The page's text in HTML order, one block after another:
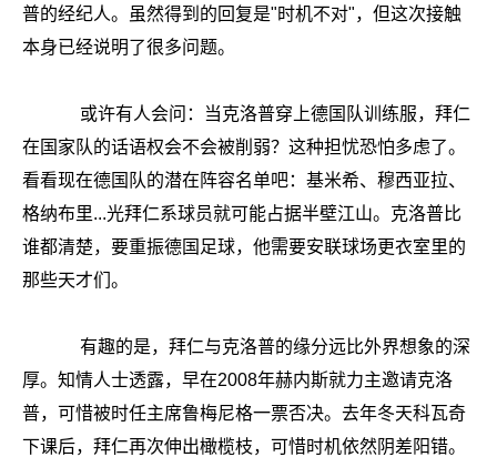
普的经纪人。虽然得到的回复是"时机不对"，但这次接触
本身已经说明了很多问题。
或许有人会问：当克洛普穿上德国队训练服，拜仁
在国家队的话语权会不会被削弱？这种担忧恐怕多虑了。
看看现在德国队的潜在阵容名单吧：基米希、穆西亚拉、
格纳布里...光拜仁系球员就可能占据半壁江山。克洛普比
谁都清楚，要重振德国足球，他需要安联球场更衣室里的
那些天才们。
有趣的是，拜仁与克洛普的缘分远比外界想象的深
厚。知情人士透露，早在2008年赫内斯就力主邀请克洛
普，可惜被时任主席鲁梅尼格一票否决。去年冬天科瓦奇
下课后，拜仁再次伸出橄榄枝，可惜时机依然阴差阳错。